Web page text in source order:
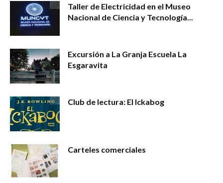
Taller de Electricidad en el Museo
Nacional de Ciencia y Tecnología...
Excursión a La Granja Escuela La
Esgaravita
Club de lectura: El Ickabog
Carteles comerciales